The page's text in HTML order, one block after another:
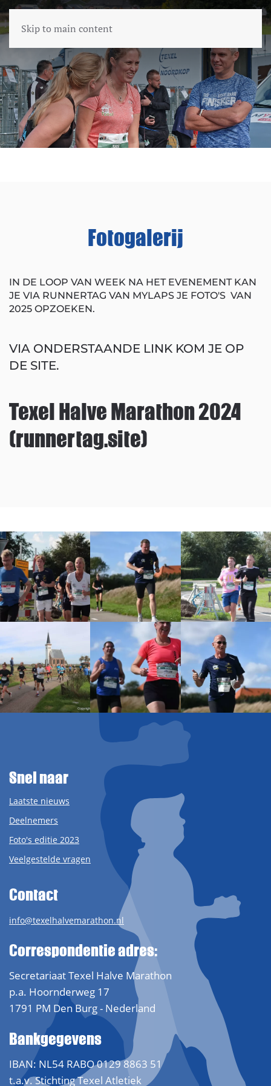
Skip to main content
Fotogalerij
IN DE LOOP VAN WEEK NA HET EVENEMENT KAN
JE VIA RUNNERTAG VAN MYLAPS JE FOTO'S VAN
2025 OPZOEKEN.
VIA ONDERSTAANDE LINK KOM JE OP
DE SITE.
Texel Halve Marathon 2024
(runnertag.site)
Snel naar
Laatste nieuws
Deelnemers
Foto's editie 2023
Veelgestelde vragen
Contact
info@texelhalvemarathon.nl
Correspondentie adres:
Secretariaat Texel Halve Marathon
p.a. Hoornderweg 17
1791 PM Den Burg - Nederland
Bankgegevens
IBAN: NL54 RABO 0129 8863 51
t.a.v. Stichting Texel Atletiek